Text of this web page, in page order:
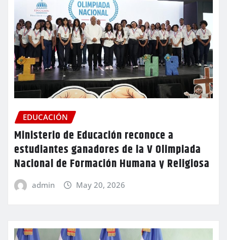
EDUCACIÓN
Ministerio de Educación reconoce a
estudiantes ganadores de la V Olimpiada
Nacional de Formación Humana y Religiosa
admin May 20, 2026